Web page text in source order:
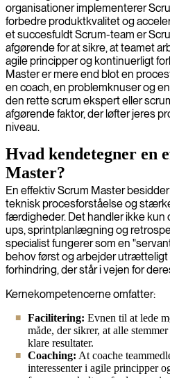
softwareprodukter af høj kvalitet.
organisationer implementerer
forbedre produktkvalitet og
et succesfuldt Scrum-team er
afgørende for at sikre, at teamet
agile principper og kontinuerligt
Master er mere end blot en
en coach, en problemknuser og
den rette scrum ekspert eller
afgørende faktor, der løfter jeres
niveau.
Hvad kendetegner en
Master?
En effektiv Scrum Master
teknisk procesforståelse og
færdigheder. Det handler ikke kun
ups, sprintplanlægning og
specialist fungerer som en
behov først og arbejder utrætteligt
forhindring, der står i vejen for
Kernekompetencerne omfatter:
Facilitering: Evnen til at lede
måde, der sikrer, at alle
klare resultater.
Coaching: At coache
interessenter i agile principper